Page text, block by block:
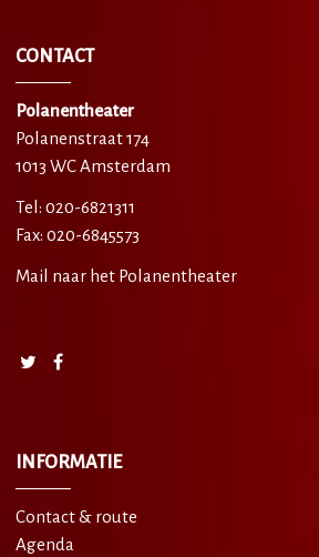
CONTACT
Polanentheater
Polanenstraat 174
1013 WC Amsterdam
Tel: 020-6821311
Fax: 020-6845573
Mail naar het Polanentheater
INFORMATIE
Contact & route
Agenda